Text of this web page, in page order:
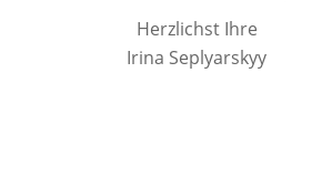
Herzlichst Ihre
Irina Seplyarskyy